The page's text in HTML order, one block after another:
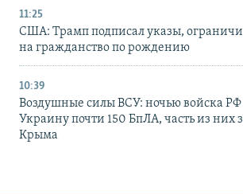
11:25
США: Трамп подписал указы,
на гражданство по рождению
10:39
Воздушные силы ВСУ: ночью войска РФ
Украину почти 150 БпЛА, часть из них
Крыма